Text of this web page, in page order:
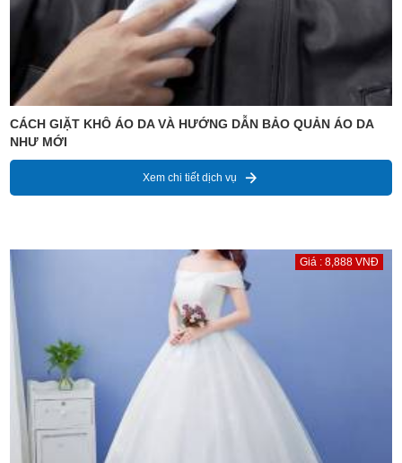
CÁCH GIẶT KHÔ ÁO DA VÀ HƯỚNG DẪN BẢO QUẢN ÁO DA
NHƯ MỚI
Xem chi tiết dịch vụ
Giá : 8,888 VNĐ